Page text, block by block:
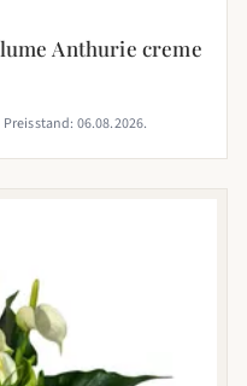
Anthurie creme
Preisstand: 06.08.2026.